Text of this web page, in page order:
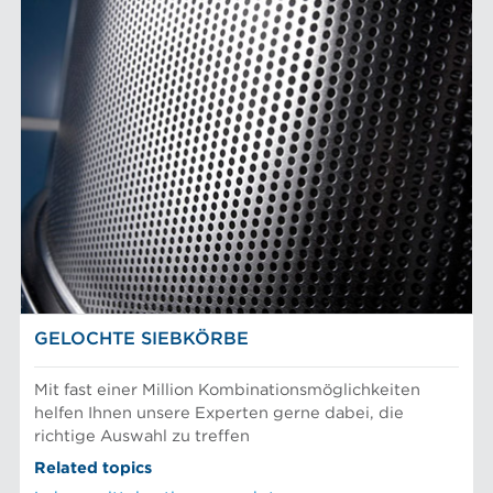
GELOCHTE SIEBKÖRBE
Mit fast einer Million Kombinationsmöglichkeiten
helfen Ihnen unsere Experten gerne dabei, die
richtige Auswahl zu treffen
Related topics